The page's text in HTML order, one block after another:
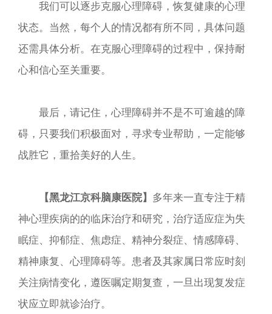
我们可以逐步克服心理障碍，恢复健康的心理
状态。当然，每个人的情况都有所不同，具体问题
还需具体分析。在克服心理障碍的过程中，保持耐
心和信心至关重要。
最后，请记住，心理障碍并不是不可逾越的障
碍，只要我们积极面对，寻求专业帮助，一定能够
战胜它，重拾美好的人生。
【黑龙江京科脑康医院】 多年来一直专注于精
神心理疾病的的临床治疗和研究，治疗适应症为失
眠症、抑郁症、焦虑症、精神分裂症、情感障碍、
精神康复、心理障碍等。患者及其家属日常应时刻
关注病情变化，遵医嘱定期复查，一旦出现复发症
状应立即就诊治疗。